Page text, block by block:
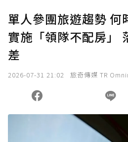
您當前剩餘 U 利點數：0點
單人參團旅遊趨勢
實施「領隊不配房」
差
2026-07-31 21:02 旅奇傳媒 TR